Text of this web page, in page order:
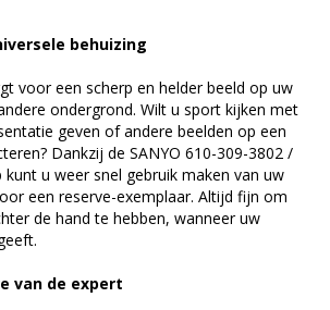
behuizing
voor een scherp en helder beeld op uw
ondergrond. Wilt u sport kijken met
geven of andere beelden op een
Dankzij de SANYO 610-309-3802 /
u weer snel gebruik maken van uw
een reserve-exemplaar. Altijd fijn om
de hand te hebben, wanneer uw
van de expert